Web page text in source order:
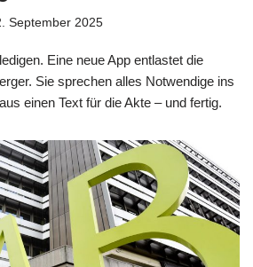
September 2025
Eine neue App entlastet die
Sie sprechen alles Notwendige ins
einen Text für die Akte – und fertig.